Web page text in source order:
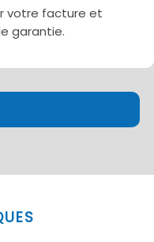
votre facture et
garantie.